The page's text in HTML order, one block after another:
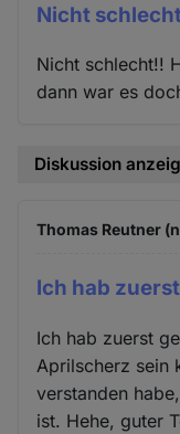
Nicht
Nicht schlecht!!
dann war es
Diskussion
Thomas Reutner
Ich hab
Ich hab zuerst
Aprilscherz sein
verstanden
ist. Hehe, guter